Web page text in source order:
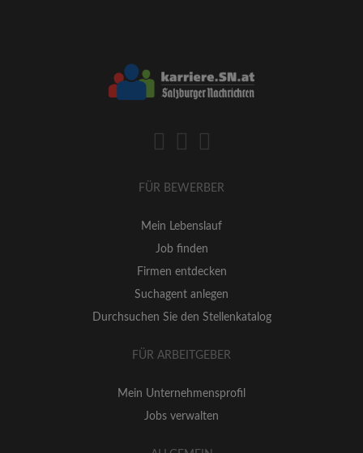
FÜR BEWERBER
Mein Lebenslauf
Job finden
Firmen entdecken
Suchagent anlegen
Durchsuchen Sie den Stellenkatalog
FÜR ARBEITGEBER
Mein Unternehmensprofil
Jobs verwalten